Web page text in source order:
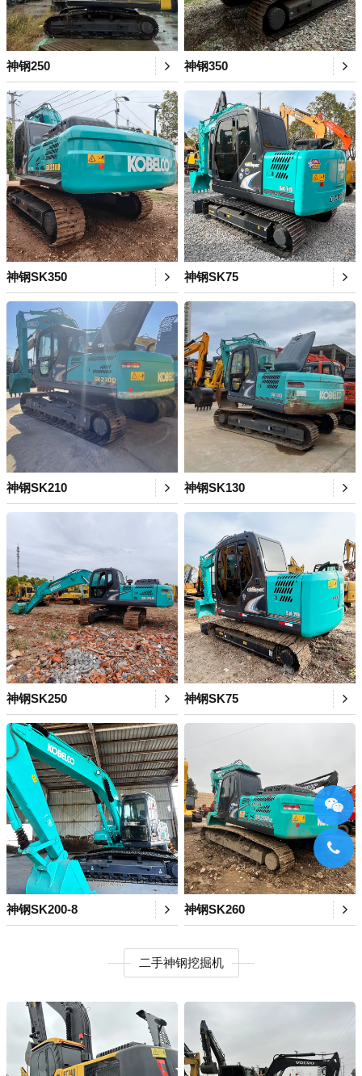
神钢250 神钢350
神钢SK350 神钢SK75
神钢SK210 神钢SK130
神钢SK250 神钢SK75
神钢SK200-8 神钢SK260
二手神钢挖掘机